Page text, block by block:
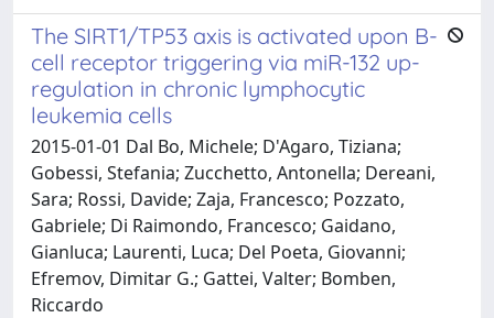
The SIRT1/TP53 axis is activated upon B-
cell receptor triggering via miR-132 up-
regulation in chronic lymphocytic
leukemia cells
2015-01-01 Dal Bo, Michele; D'Agaro, Tiziana;
Gobessi, Stefania; Zucchetto, Antonella; Dereani,
Sara; Rossi, Davide; Zaja, Francesco; Pozzato,
Gabriele; Di Raimondo, Francesco; Gaidano,
Gianluca; Laurenti, Luca; Del Poeta, Giovanni;
Efremov, Dimitar G.; Gattei, Valter; Bomben,
Riccardo